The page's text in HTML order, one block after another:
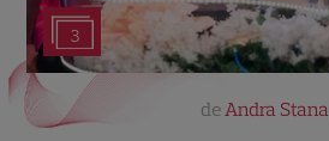
3
deAndra Stana